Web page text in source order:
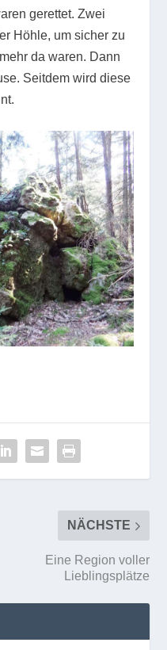
gerettet. Zwei
Höhle, um sicher zu
da waren. Dann
Seitdem wird diese
NÄCHSTE
Eine Region voller
Lieblingsplätze